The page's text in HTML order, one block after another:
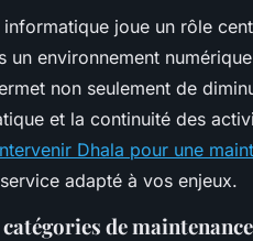
informatique joue un rôle
un environnement
non seulement de
et la continuité des
Dhala pour une
adapté à vos enjeux.
de